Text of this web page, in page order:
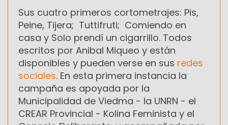
Sus cuatro primeros cortometrajes: Pis,
Peine, Tijera; Tuttifruti; Comiendo en
casa y Solo prendí un cigarrillo. Todos
escritos por Anibal Miqueo y están
disponibles y pueden verse en sus redes
sociales. En esta primera instancia la
campaña es apoyada por la
Municipalidad de Viedma - la UNRN - el
CREAR Provincial - Kolina Feminista y el